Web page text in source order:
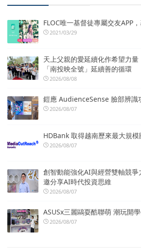
FLOC唯一基督徒專屬交友APP
2021/03/29
天上父親的愛延續化作希望力
「南投映全號」延續善的循環
2026/08/08
鎧應 AudienceSense 臉部辨識
2026/08/07
HDBank 取得越南歷來最大規
2026/08/07
創智動能強化AI與經營雙軸競
邀分享AI時代投資思維
2026/08/07
ASUSx三麗鷗耍酷聯萌 潮玩開
2026/08/07